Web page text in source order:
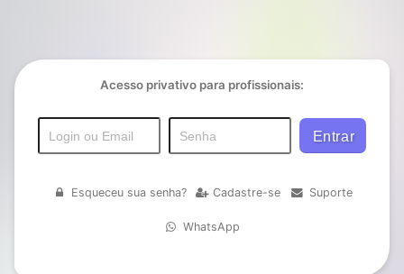
Acesso privativo para profissionais:
Esqueceu sua senha? Cadastre-se Suporte
WhatsApp